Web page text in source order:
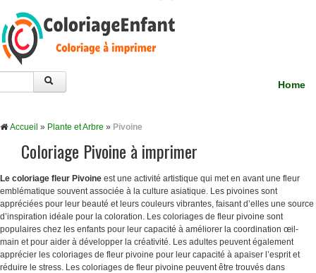
Home
Accueil » Plante et Arbre » Pivoine
Coloriage Pivoine à imprimer
Le coloriage fleur Pivoine est une activité artistique qui met en avant une fleur
emblématique souvent associée à la culture asiatique. Les pivoines sont
appréciées pour leur beauté et leurs couleurs vibrantes, faisant d’elles une source
d’inspiration idéale pour la coloration. Les coloriages de fleur pivoine sont
populaires chez les enfants pour leur capacité à améliorer la coordination œil-
main et pour aider à développer la créativité. Les adultes peuvent également
apprécier les coloriages de fleur pivoine pour leur capacité à apaiser l’esprit et
réduire le stress. Les coloriages de fleur pivoine peuvent être trouvés dans